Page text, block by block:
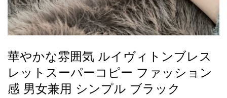
新
製
品
す
す
め
華やかな雰囲気 ルイヴィトンブレス
レットスーパーコピー ファッション
感 男女兼用 シンプル ブラック